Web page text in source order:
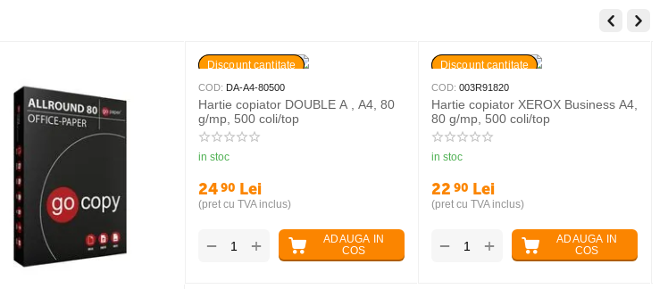
Discount cantitate
COD: DA-A4-80500
Hartie copiator DOUBLE A , A4, 80
g/mp, 500 coli/top
in stoc
2490 Lei
(pret cu TVA inclus)
ADAUGA IN
COS
+
−
Discount cantitate
COD: 003R91820
Hartie copiator XEROX Business A4,
80 g/mp, 500 coli/top
in stoc
22 90 Lei
(pret cu TVA inclus)
ADAUGA IN
COS
+
−